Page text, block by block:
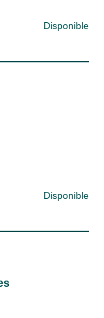
Disponible
Disponible